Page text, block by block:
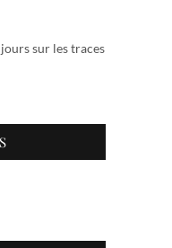
sur les traces